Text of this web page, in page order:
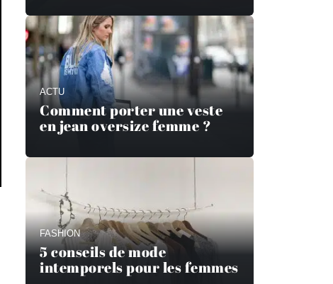
ACTU
Comment porter une veste
en jean oversize femme ?
FASHION
5 conseils de mode
intemporels pour les femmes